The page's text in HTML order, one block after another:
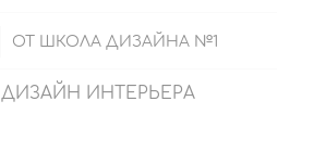
ОТ ШКОЛА ДИЗАЙНА №1
ДИЗАЙН ИНТЕРЬЕРА